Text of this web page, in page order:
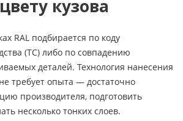
кузова
RAL подбирается по коду
(ТС) либо по совпадению
деталей. Технология нанесения
требует опыта — достаточно
производителя, подготовить
несколько тонких слоев.